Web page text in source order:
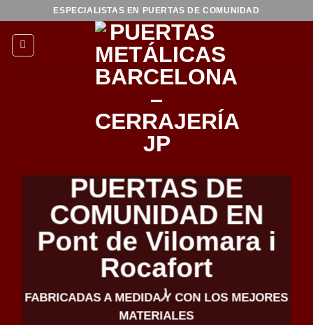
contenido
ESPECIALISTAS EN PUERTAS DE COMUNIDAD
PUERTAS DE
COMUNIDAD EN
Pont de Vilomara i
Rocafort
FABRICADAS A MEDIDA Y CON LOS MEJORES
MATERIALES